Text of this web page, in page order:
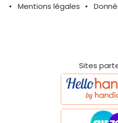
Mentions légales
Sites